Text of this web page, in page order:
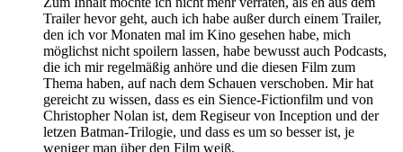
Trailer hevor geht, auch ich habe außer durch einem Trailer,
den ich vor Monaten mal im Kino gesehen habe, mich
möglichst nicht spoilern lassen, habe bewusst auch Podcasts,
die ich mir regelmäßig anhöre und die diesen Film zum
Thema haben, auf nach dem Schauen verschoben. Mir hat
gereicht zu wissen, dass es ein Sience-Fictionfilm und von
Christopher Nolan ist, dem Regiseur von Inception und der
letzen Batman-Trilogie, und dass es um so besser ist, je
weniger man über den Film weiß.